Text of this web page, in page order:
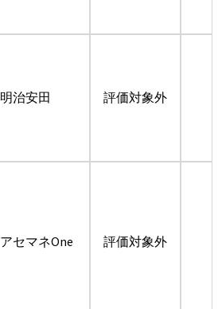
明治安田 評価対象外
アセマネOne 評価対象外